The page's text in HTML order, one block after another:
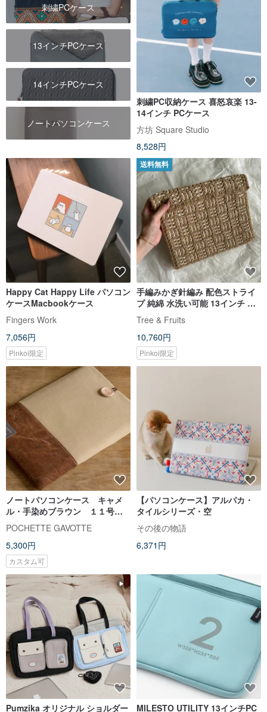
刺繍PCケース
13インチPCケース
14インチPCケース
ノートパソコンケース
刺繍PC収納ケース 喜怒哀楽 13-
14インチ PCケース
方坊 Square Studio
8,528円
Happy Cat Happy Life パソコン
ケースMacbookケース
Fingers Work
7,056円
Pinkoi限定
送料無料
手編みかぎ針編み 配色ストライ
プ 純綿 水洗い可能 13インチ タ
ブレット ノートPCケース
Tree & Fruits
10,760円
Pinkoi限定
ノートパソコンケース キャメ
ル・手染めブラウン １１号帆
布 木製ボタン
POCHETTE GAVOTTE
5,300円
カスタム可
【パソコンケース】アルパカ・
タイルシリーズ・空
その後の物語
6,371円
Pumzika オリジナル ショルダー MILESTO UTILITY 13インチPC